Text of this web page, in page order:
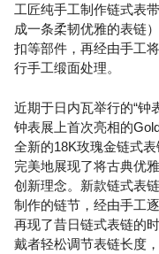
工匠纯手工制作链式表
成一条柔韧优雅的表链
扣等部件，再经由手工
行手工缎面处理。
近期于日内瓦举行的“钟
钟表展上首次亮相的
全新的18K玫瑰金链式
完美地展现了将古典优
创新理念。新款链式表
制作的链节，经由手工
再现了昔日链式表链的
戴者轻松调节表链长度